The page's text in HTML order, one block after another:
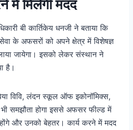
में मिलेगी मदद
बी कार्तिकेय धनजी ने बताया कि
के अफसरों को अपने क्षेत्र में विशेषज्ञ
जायेगा।इसको लेकर संस्थान ने
है।
विवि, लंदन स्कूल ऑफ इकोनॉमिक्स,
समझौता होगा इससे अफसर फील्ड में
और उनको बेहतर। कार्य करने में मदद